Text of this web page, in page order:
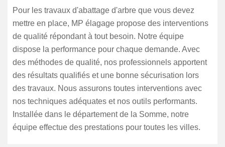
Pour les travaux d'abattage d'arbre que vous devez
mettre en place, MP élagage propose des interventions
de qualité répondant à tout besoin. Notre équipe
dispose la performance pour chaque demande. Avec
des méthodes de qualité, nos professionnels apportent
des résultats qualifiés et une bonne sécurisation lors
des travaux. Nous assurons toutes interventions avec
nos techniques adéquates et nos outils performants.
Installée dans le département de la Somme, notre
équipe effectue des prestations pour toutes les villes.